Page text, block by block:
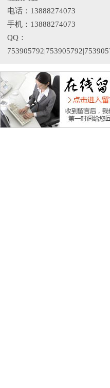
电话：13888274073
手机：13888274073
QQ：